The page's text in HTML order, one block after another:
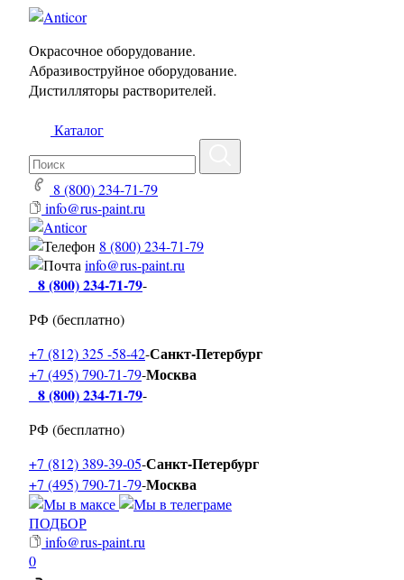
Окрасочное оборудование.
Абразивоструйное оборудование.
Дистилляторы растворителей.
Каталог
8 (800) 234-71-79
info@rus-paint.ru
8 (800) 234-71-79
info@rus-paint.ru
8 (800) 234-71-79-
РФ (бесплатно)
+7 (812) 325 -58-42-Санкт-Петербург
+7 (495) 790-71-79-Москва
8 (800) 234-71-79-
РФ (бесплатно)
+7 (812) 389-39-05-Санкт-Петербург
+7 (495) 790-71-79-Москва
ПОДБОР
info@rus-paint.ru
0